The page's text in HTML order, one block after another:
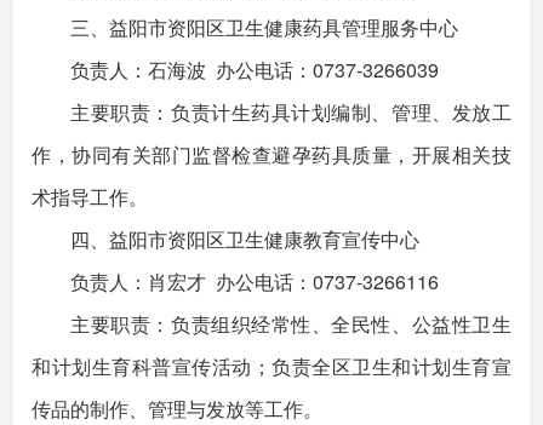
三、益阳市资阳区卫生健康药具管理服务中心
负责人：石海波 办公电话：0737-3266039
主要职责：负责计生药具计划编制、管理、发放工
作，协同有关部门监督检查避孕药具质量，开展相关技
术指导工作。
四、益阳市资阳区卫生健康教育宣传中心
负责人：肖宏才 办公电话：0737-3266116
主要职责：负责组织经常性、全民性、公益性卫生
和计划生育科普宣传活动；负责全区卫生和计划生育宣
传品的制作、管理与发放等工作。